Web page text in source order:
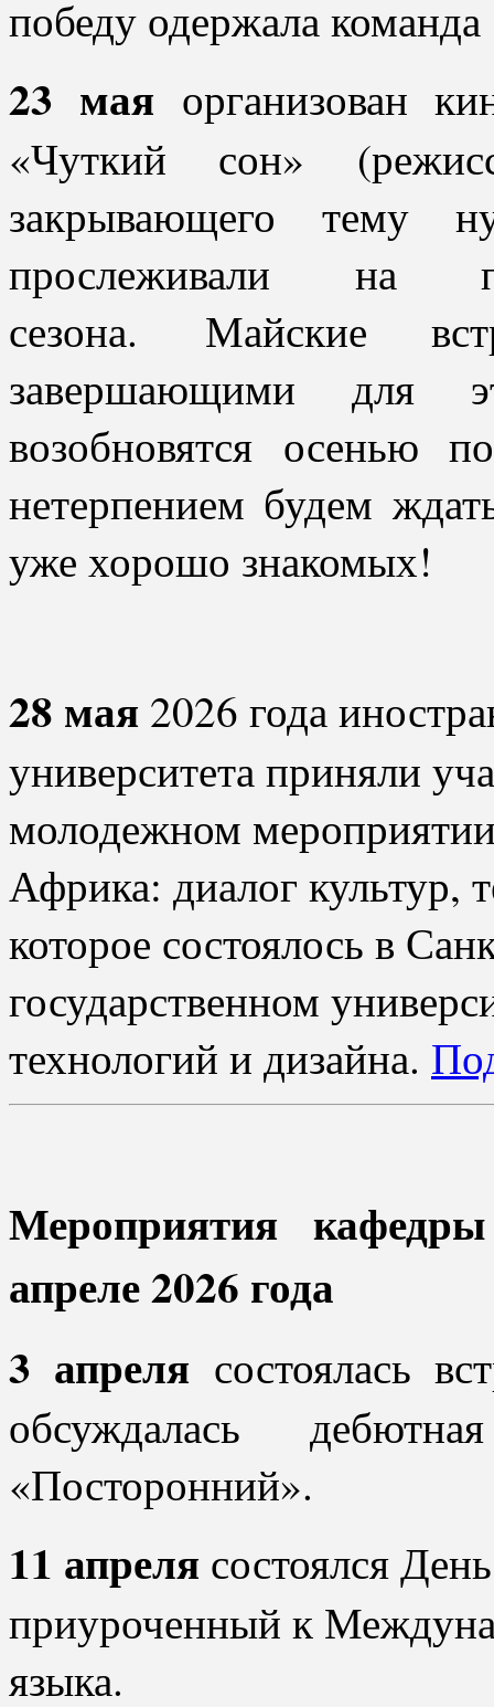
победу одержала команда
23 мая организован
«Чуткий сон»
закрывающего тему
прослеживали на
сезона. Майские
завершающими для
возобновятся осенью
нетерпением будем
уже хорошо знакомых!
28 мая 2026 года
университета приняли
молодежном
Африка: диалог культур,
которое состоялось в
государственном
технологий и дизайна.
Мероприятия
апреле 2026 года
3 апреля состоялась
обсуждалась
«Посторонний».
11 апреля состоялся
приуроченный к
языка.